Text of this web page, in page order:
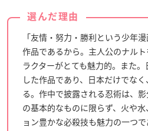
選んだ理由
「友情・努力・勝利という少年
作品であるから。主人公のナル
ラクターがとても魅力的。また
した作品であり、日本だけでな
る。作中で披露される忍術は、
の基本的なものに限らず、火や
ョン豊かな必殺技も魅力の一つで